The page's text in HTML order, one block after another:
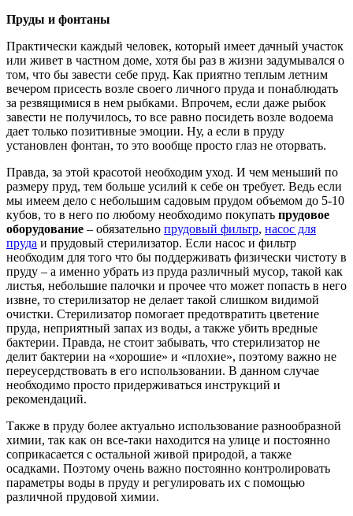
Пруды и фонтаны
Практически каждый человек, который имеет дачный участок
или живет в частном доме, хотя бы раз в жизни задумывался о
том, что бы завести себе пруд. Как приятно теплым летним
вечером присесть возле своего личного пруда и понаблюдать
за резвящимися в нем рыбками. Впрочем, если даже рыбок
завести не получилось, то все равно посидеть возле водоема
дает только позитивные эмоции. Ну, а если в пруду
установлен фонтан, то это вообще просто глаз не оторвать.
Правда, за этой красотой необходим уход. И чем меньший по
размеру пруд, тем больше усилий к себе он требует. Ведь если
мы имеем дело с небольшим садовым прудом объемом до 5-10
кубов, то в него по любому необходимо покупать прудовое
оборудование – обязательно прудовый фильтр, насос для
пруда и прудовый стерилизатор. Если насос и фильтр
необходим для того что бы поддерживать физически чистоту в
пруду – а именно убрать из пруда различный мусор, такой как
листья, небольшие палочки и прочее что может попасть в него
извне, то стерилизатор не делает такой слишком видимой
очистки. Стерилизатор помогает предотвратить цветение
пруда, неприятный запах из воды, а также убить вредные
бактерии. Правда, не стоит забывать, что стерилизатор не
делит бактерии на «хорошие» и «плохие», поэтому важно не
переусердствовать в его использовании. В данном случае
необходимо просто придерживаться инструкций и
рекомендаций.
Также в пруду более актуально использование разнообразной
химии, так как он все-таки находится на улице и постоянно
соприкасается с остальной живой природой, а также
осадками. Поэтому очень важно постоянно контролировать
параметры воды в пруду и регулировать их с помощью
различной прудовой химии.